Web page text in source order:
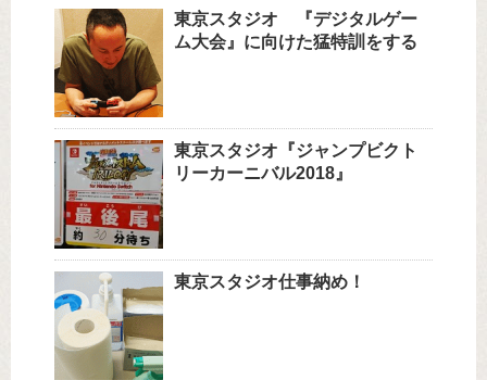
東京スタジオ 『デジタルゲー
ム大会』に向けた猛特訓をする
東京スタジオ『ジャンプビクト
リーカーニバル2018』
東京スタジオ仕事納め！